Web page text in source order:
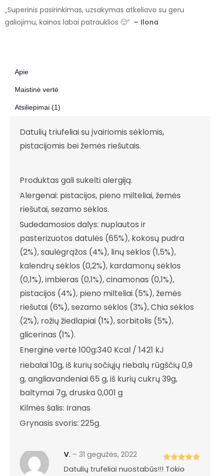
„Superinis pasirinkimas, uzsakymas atkeliavo su geru
galiojimu, kainos labai patrauklios 🙂” – Ilona
Apie
Maistinė vertė
Atsiliepimai (1)
Datulių triufeliai su įvairiomis sėklomis,
pistacijomis bei žemės riešutais.
Produktas gali sukelti alergiją.
Alergenai: pistacijos, pieno milteliai, žemės
riešutai, sezamo sėklos.
Sudedamosios dalys: nuplautos ir
pasterizuotos datulės (65%), kokosų pudra
(2%), saulėgrąžos (4%), linų sėklos (1,5%),
kalendrų sėklos (0,2%), kardamonų sėklos
(0,1%), imbieras (0,1%), cinamonas (0,1%),
pistacijos (4%), pieno milteliai (5%), žemės
riešutai (6%), sezamo sėklos (3%), Chia sėklos
(2%), rožių žiedlapiai (1%), sorbitolis (5%),
glicerinas (1%).
Energinė vertė 100g:340 Kcal / 1421 kJ
riebalai 10g, iš kurių sočiųjų riebalų rūgščių 0,9
g, angliavandeniai 65 g, iš kurių cukrų 39g,
baltymai 7g, druska 0,001 g
Kilmės šalis: Iranas
Grynasis svoris: 225g.
Įvertinimas
V. – 31 gegužės, 2022
Datulių trufeliai nuostabūs!!! Tokio